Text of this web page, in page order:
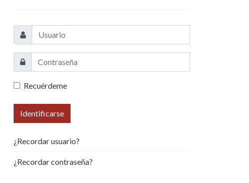
Recuérdeme
Identificarse
¿Recordar usuario?
¿Recordar contraseña?